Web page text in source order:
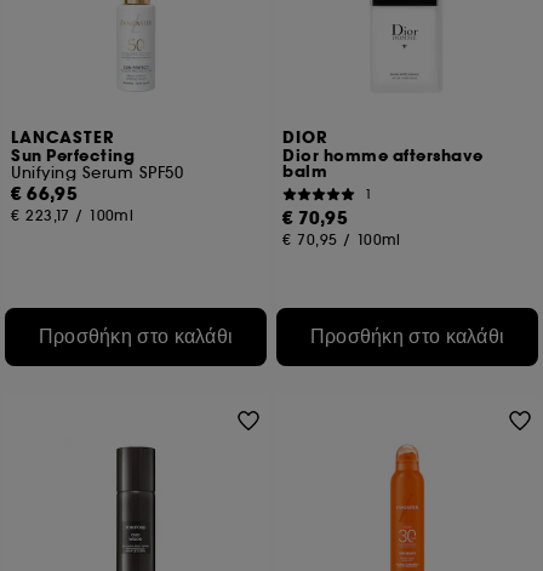
LANCASTER
Sun Perfecting
Unifying Serum SPF50
€ 66,95
€ 223,17 / 100ml
Προσθήκη στο καλάθι
DIOR
Dior homme aftershave
balm
1
€ 70,95
€ 70,95 / 100ml
Προσθήκη στο καλάθι